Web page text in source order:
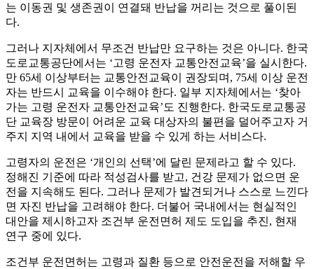
는 이동권 및 생존권이 연결돼 반납을 꺼리는 것으로 풀이된
다.
그러나 지자체에서 무조건 반납만 요구하는 것은 아니다. 한국
도로교통공단에서는 ‘고령 운전자 교통안전교육’을 실시한다.
만 65세 이상부터는 교통안전교육이 권장되며, 75세 이상 운전
자는 반드시 교육을 이수해야 한다. 일부 지자체에서는 ‘찾아
가는 고령 운전자 교통안전교육’도 진행한다. 한국도로교통공
단 교육장 방문이 어려운 교육 대상자의 불편을 덜어주고자 거
주지 지역 내에서 교육을 받을 수 있게 하는 서비스다.
고령자의 운전은 ‘개인의 선택’에 달린 문제라고 할 수 있다.
정해진 기준에 따라 적성검사를 받고, 건강 문제가 없으면 운
전을 지속해도 된다. 그러나 문제가 발견되거나 스스로 느낀다
면 자진 반납을 고려해야 한다. 더불어 국내에서는 현실적인
대안을 제시하고자 조건부 운전면허 제도 도입을 추진, 현재
연구 중에 있다.
조건부 운전면허는 고령과 질환 등으로 안전운전을 저해할 우